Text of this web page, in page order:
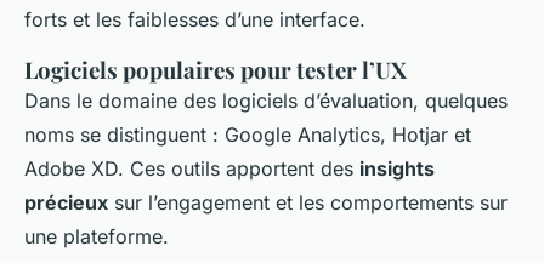
forts et les faiblesses d’une interface.
Logiciels populaires pour tester l’UX
Dans le domaine des logiciels d’évaluation, quelques
noms se distinguent : Google Analytics, Hotjar et
Adobe XD. Ces outils apportent des insights
précieux sur l’engagement et les comportements sur
une plateforme.